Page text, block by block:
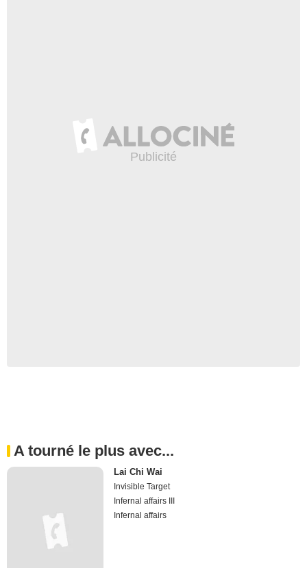
A tourné le plus avec...
Lai Chi Wai
Invisible Target
Infernal affairs III
Infernal affairs